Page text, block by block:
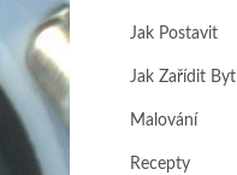
Jak Postavit
Jak Zařídit Byt
Malování
Recepty